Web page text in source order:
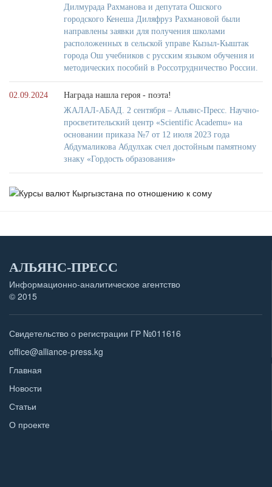
Дилмурада Рахманова и депутата Ошского
городского Кенеша Диляфруз Рахмановой были
направлены заявки для получения школами
расположенных в сельской управе Кызыл-Кыштак
города Ош учебников с русским языком обучения и
методических пособий в Россотрудничество России.
02.09.2024
Награда нашла героя - поэта!
ЖАЛАЛ-АБАД. 2 сентября – Альянс-Пресс. Научно-
просветительский центр «Scientific Academu» на
основании приказа №7 от 12 июля 2023 года
Абдумаликова Абдулхак счел достойным памятному
знаку «Гордость образования»
АЛЬЯНС-ПРЕСС
Информационно-аналитическое агентство
© 2015
Свидетельство о регистрации ГР №011616
office@alliance-press.kg
Главная
Новости
Статьи
О проекте